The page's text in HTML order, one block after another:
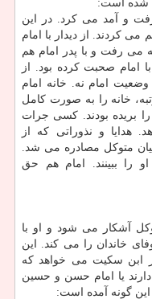
شده است:
و آمد می کرد. در این
می کردند. از دیدار با امام
می رفت و با پدر امام هم
صحبت کرده بود. از
امام نه. خانه امام
خانه را به صورت کامل
بریده بودند. کسی جرات
و نذوراتی که از
متوکل مصادره می شد.
را ببینند. امام هم حق
آشکار می شود و او با
خاندان را می کند. این
ابن سکیت می خواهد که
یا امام حسن و حسین
این گونه آمده است: